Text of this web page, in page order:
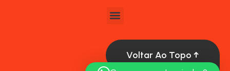
Voltar Ao Topo ↑